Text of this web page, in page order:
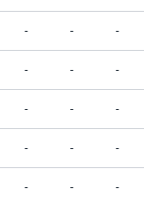
- - -
- - -
- - -
- - -
- - -